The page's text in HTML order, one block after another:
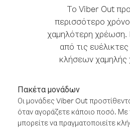
Το Viber Out
περισσότερο
χαμηλότερη χρέωση.
από τις
κλήσεων
Πακέτα μονάδων
Οι μονάδες Viber Out
όταν αγοράζετε κάποιο ποσό. Με
μπορείτε να πραγματοποιείτε